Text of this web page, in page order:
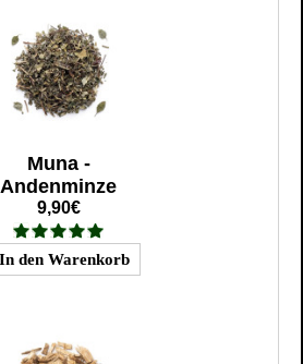
Muna -
Andenminze
9,90€